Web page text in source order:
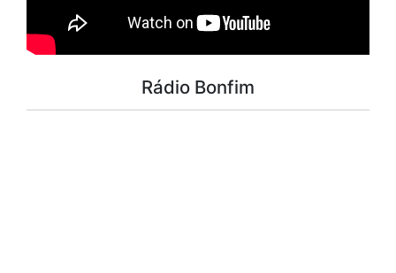
Rádio Bonfim